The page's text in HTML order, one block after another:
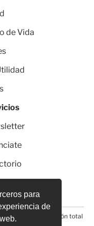
para
de
de Vida
la reproducción total
electrónico*